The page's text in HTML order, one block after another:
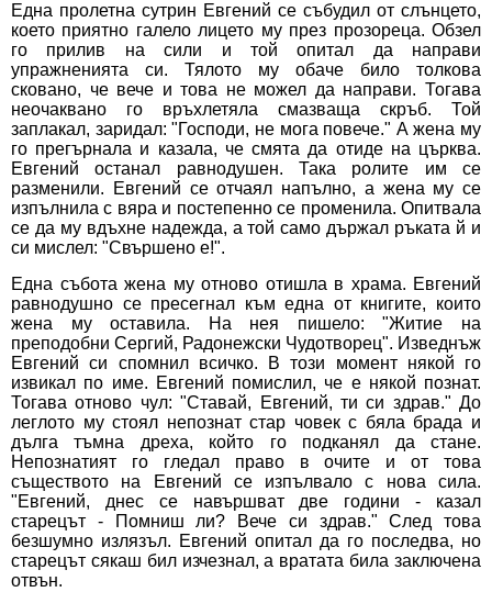
Една пролетна сутрин Евгений се събудил от слънцето,
което приятно галело лицето му през прозореца. Обзел
го прилив на сили и той опитал да направи
упражненията си. Тялото му обаче било толкова
сковано, че вече и това не можел да направи. Тогава
неочаквано го връхлетяла смазваща скръб. Той
заплакал, заридал: "Господи, не мога повече." А жена му
го прегърнала и казала, че смята да отиде на църква.
Евгений останал равнодушен. Така ролите им се
разменили. Евгений се отчаял напълно, а жена му се
изпълнила с вяра и постепенно се променила. Опитвала
се да му вдъхне надежда, а той само държал ръката й и
си мислел: "Свършено е!".
Една събота жена му отново отишла в храма. Евгений
равнодушно се пресегнал към една от книгите, които
жена му оставила. На нея пишело: "Житие на
преподобни Сергий, Радонежски Чудотворец". Изведнъж
Евгений си спомнил всичко. В този момент някой го
извикал по име. Евгений помислил, че е някой познат.
Тогава отново чул: "Ставай, Евгений, ти си здрав." До
леглото му стоял непознат стар човек с бяла брада и
дълга тъмна дреха, който го подканял да стане.
Непознатият го гледал право в очите и от това
съществото на Евгений се изпълвало с нова сила.
"Евгений, днес се навършват две години - казал
старецът - Помниш ли? Вече си здрав." След това
безшумно излязъл. Евгений опитал да го последва, но
старецът сякаш бил изчезнал, а вратата била заключена
отвън.